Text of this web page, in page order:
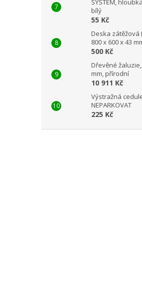
SYSTEM,
bílý
55 Kč
Deska zátěžová
800 x 600 x 43
500 Kč
Dřevěné žaluzie,
mm, přírodní
10 911 Kč
Výstražná
NEPARKOVAT
225 Kč